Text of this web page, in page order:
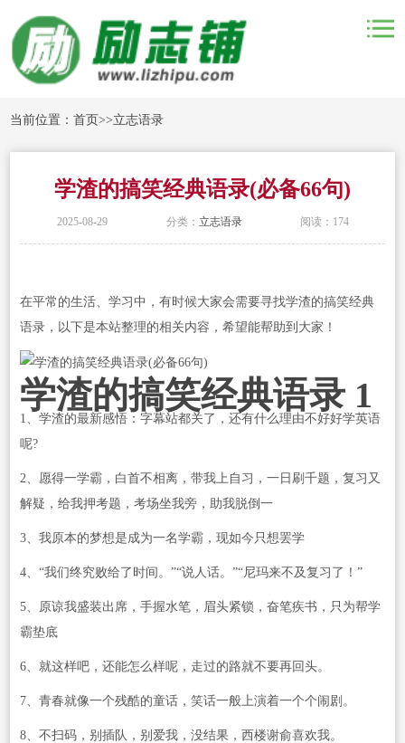
当前位置：首页>>立志语录
学渣的搞笑经典语录(必备66句)
2025-08-29 分类： 立志语录 阅读：174
在平常的生活、学习中，有时候大家会需要寻找学渣的搞笑经典
语录，以下是本站整理的相关内容，希望能帮助到大家！
学渣的搞笑经典语录 1
1、学渣的最新感悟：字幕站都关了，还有什么理由不好好学英语
呢?
2、愿得一学霸，白首不相离，带我上自习，一日刷千题，复习又
解疑，给我押考题，考场坐我旁，助我脱倒一
3、我原本的梦想是成为一名学霸，现如今只想罢学
4、“我们终究败给了时间。”“说人话。”“尼玛来不及复习了！”
5、原谅我盛装出席，手握水笔，眉头紧锁，奋笔疾书，只为帮学
霸垫底
6、就这样吧，还能怎么样呢，走过的路就不要再回头。
7、青春就像一个残酷的童话，笑话一般上演着一个个闹剧。
8、不扫码，别插队，别爱我，没结果，西楼谢俞喜欢我。